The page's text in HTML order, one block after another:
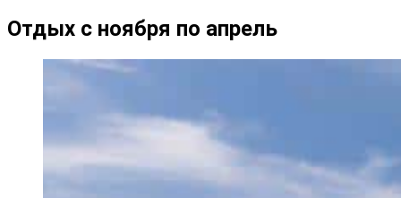
Отдых с ноября по апрель